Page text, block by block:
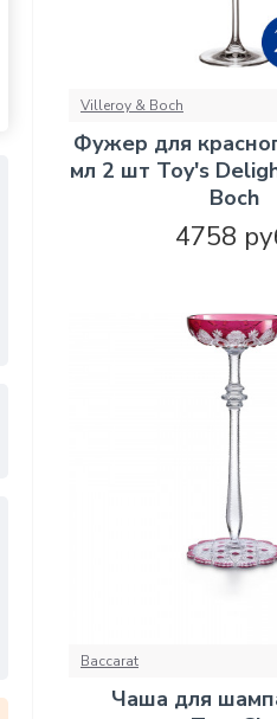
Villeroy & Boch
Фужер для
мл 2 шт Toy's
Boch
4758
Baccarat
Чаша для